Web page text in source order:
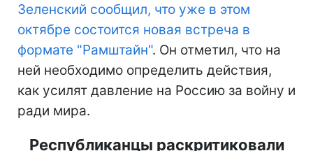
Зеленский сообщил, что уже в этом
октябре состоится новая встреча в
формате "Рамштайн". Он отметил, что на
ней необходимо определить действия,
как усилят давление на Россию за войну и
ради мира.
Республиканцы раскритиковали